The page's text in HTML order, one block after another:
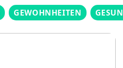
GEWOHNHEITEN